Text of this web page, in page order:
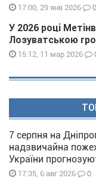
17:00, 29 янв 2026 0
У 2026 році
Лозуватською
15:12, 11 мар 2026
7 серпня на
надзвичайна
України
17:35, 6 авг 2026 0